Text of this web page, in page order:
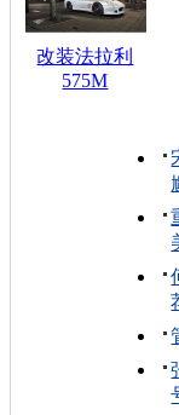
改装法拉利
575M